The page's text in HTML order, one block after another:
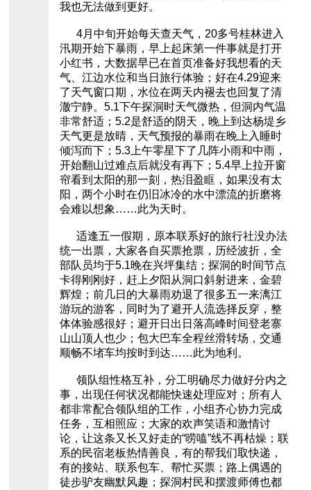
我也无法做到更好。
4月中旬开始每天查天气，20多号桂林进入
汛期开始下暴雨，早上起床第一件事就是打开
小红书，大数据早已在首页准备好我想看的天
气、江边水位和当日旅行体验；好在4.29迎来
了天气窗口期，水位在两天内褪去也回复了清
澈宁静。5.1下午探洞时天气微热，但洞内气温
非常舒适；5.2是舒适的阴天，晚上到达杨堤乡
天气更是放晴，天气预报的暴雨在晚上入睡时
倾泻而下；5.3上午零星下了几阵小雨和中雨，
开始翻山过难点后就没有再下；5.4早上拉开窗
帘看到太阳的那一刻，热泪盈眶，如果没有太
阳，两个小时在仍旧冰冷的水中漂流的折磨将
会难以想象……此为天时。
适逢五一假期，原本联系好的旅行社没办法
统一出票，大家各自买票抢票，历经波折，全
部队员均于5.1晚在兴坪集结；探洞的时间节点
卡得刚刚好，赶上夕阳从洞口斜射进来，金碧
辉煌；前几日的大暴雨劝退了很多五一来漓江
游玩的游客，同时为了避开人流选择反穿，整
体体验感很好；避开日出日落高峰时间登老寨
山山顶人也少；包大巴车全程丝滑转场，交通
顺畅不堵车均按时到达……此为地利。
领队组性格互补，分工明确尽力做好分内之
事，出现任何状况都能快速处理应对；所有人
都非常配合领队组的工作，小组齐心协力完成
任务，互相照应；大家的欢声笑语和激情讨
论，让这条又长又好走的“唠嗑”线不再枯燥；联
系的民宿老板热情善良，有的帮我们取快递，
有的接站、联系包车、帮忙买票；路上偶遇的
徒步驴友幽默风趣；探洞村民和摆渡师傅也都